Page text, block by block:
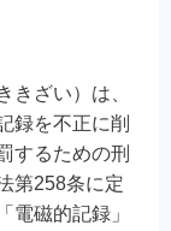
きざい）は、
録を不正に削
するための刑
第258条に定
電磁的記録」